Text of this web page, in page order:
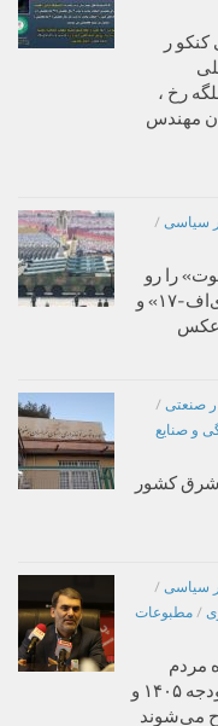
ر
رخ ،
مهندس
سیاسی /
را رو
کرد/ وحشت در پنتاگون؛ استقرار انبوه «دی‌اف‑۱۷» و
+عکس
صنعتی /
و صنایع
شرق کشور
سیاسی /
/ مطبوعات
مردم
تربت حیدریه در مجلس شورای اسلامی : بودجه ۱۴۰۵ و
می‌شوند